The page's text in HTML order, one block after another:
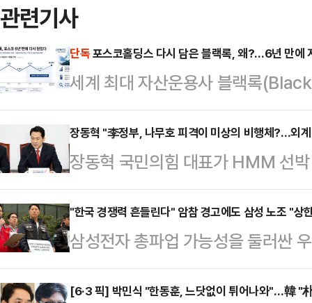
관련기사
단독포스코홀딩스 다시 담은 블랙록, 왜?…6년 만에
세계 최대 자산운용사 블랙록
분을 다시 6%대로 끌어올렸다. 아
되는 시점에서 글로벌 자금의 한국
다.11일 금융감독원 전자공시시스
(BlackRock Fund Advisors)는
유해 지분율 6.23%(4월22일 기준
보고서 기준 455만5963주
장동혁 "李정부, 나무호 피격이 미상의 비행체?…외
장동혁 국민의힘 대표가 HMM 선
행체에 타격을 당했다는 외교부 발
공격이라도 있었던 것이냐"라고 꼬
최고위원회의에서 "이재명 정부는
없다. 국민들이 묻고 있다. 이재명
다.먼저 그는 "이미 이란 국영 TV
"한국 경쟁력 흔들린다" 암참 경고에도 삼성 노조 "상
삼성전자 총파업 가능성을 둘러싼
시장으로 확산하고 있다. 11일 주
공개적으로 "한국 투자 경쟁력과
[6·3 픽] 박민식 "한동훈, 느닷없이 튀어나와"…韓 "